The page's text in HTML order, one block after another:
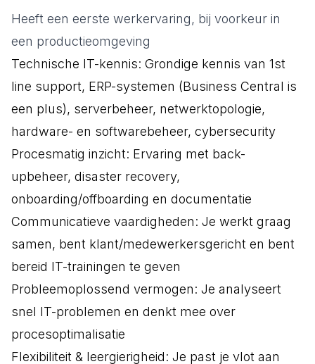
Heeft een eerste werkervaring, bij voorkeur in
een productieomgeving
Technische IT-kennis: Grondige kennis van 1st
line support, ERP-systemen (Business Central is
een plus), serverbeheer, netwerktopologie,
hardware- en softwarebeheer, cybersecurity
Procesmatig inzicht: Ervaring met back-
upbeheer, disaster recovery,
onboarding/offboarding en documentatie
Communicatieve vaardigheden: Je werkt graag
samen, bent klant/medewerkersgericht en bent
bereid IT-trainingen te geven
Probleemoplossend vermogen: Je analyseert
snel IT-problemen en denkt mee over
procesoptimalisatie
Flexibiliteit & leergierigheid: Je past je vlot aan